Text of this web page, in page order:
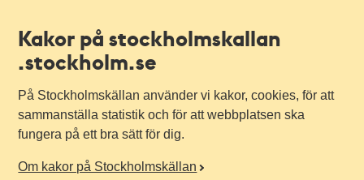
Kakor på stockholmskallan
.stockholm.se
På Stockholmskällan använder vi kakor, cookies, för att
sammanställa statistik och för att webbplatsen ska
fungera på ett bra sätt för dig.
Om kakor på Stockholmskällan